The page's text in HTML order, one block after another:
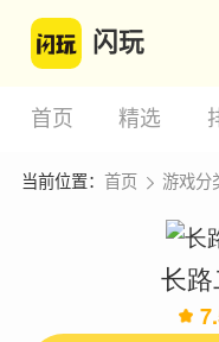
闪玩
首页 精选
当前位置： 首页 游戏分
长